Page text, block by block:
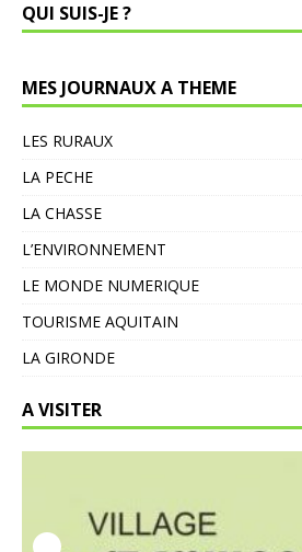
QUI SUIS-JE ?
MES JOURNAUX A THEME
LES RURAUX
LA PECHE
LA CHASSE
L’ENVIRONNEMENT
LE MONDE NUMERIQUE
TOURISME AQUITAIN
LA GIRONDE
A VISITER